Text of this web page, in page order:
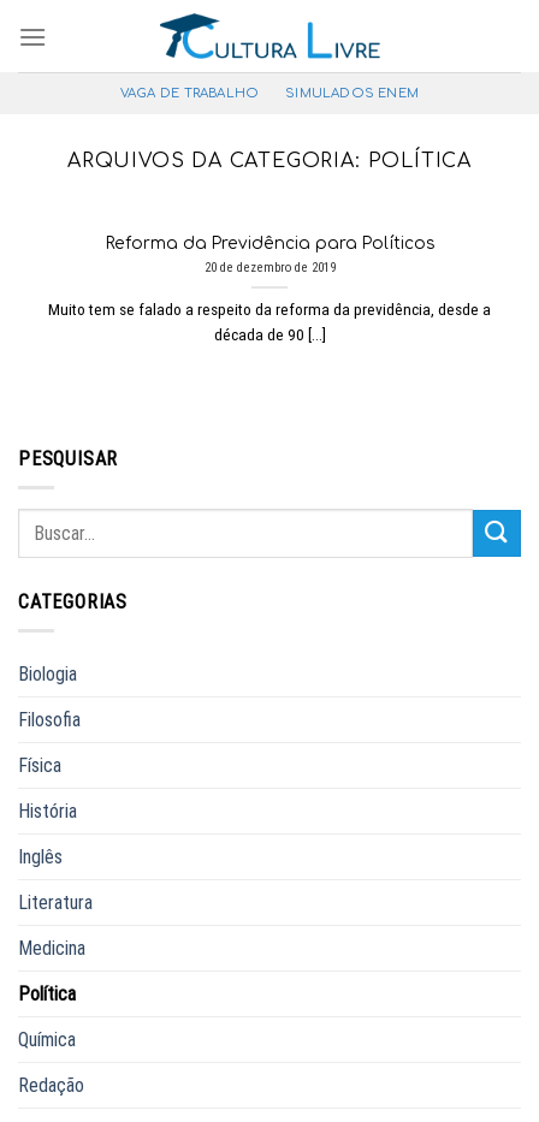
para
VAGA DE TRABALHO SIMULADOS ENEM
ARQUIVOS DA CATEGORIA: POLÍTICA
Reforma da Previdência para Políticos
20 de dezembro de 2019
Muito tem se falado a respeito da reforma da previdência, desde a
década de 90 [...]
PESQUISAR
CATEGORIAS
Biologia
Filosofia
Física
História
Inglês
Literatura
Medicina
Política
Química
Redação